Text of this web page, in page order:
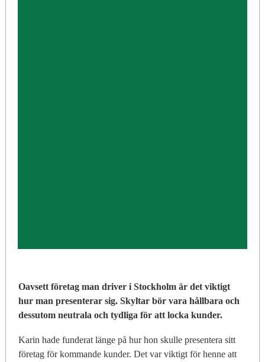
Oavsett företag man driver i Stockholm är det viktigt
hur man presenterar sig. Skyltar bör vara hållbara och
dessutom neutrala och tydliga för att locka kunder.
Karin hade funderat länge på hur hon skulle presentera sitt
företag för kommande kunder. Det var viktigt för henne att